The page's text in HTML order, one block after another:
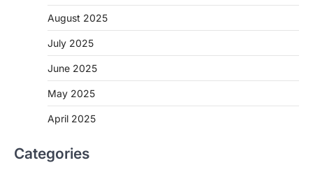
August 2025
July 2025
June 2025
May 2025
April 2025
Categories
रायपुर। छत्तीसगढ़ में शराब दुकानों में अधिक कीमत पर
कोचिंग संस्थानों से आवेदन आमंत्रित